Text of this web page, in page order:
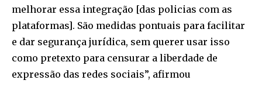
melhorar essa integração [das policias com as
plataformas]. São medidas pontuais para facilitar
e dar segurança jurídica, sem querer usar isso
como pretexto para censurar a liberdade de
expressão das redes sociais”, afirmou